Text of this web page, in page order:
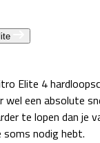
Elite 4
wel een absolute
te lopen dan je
nodig hebt.